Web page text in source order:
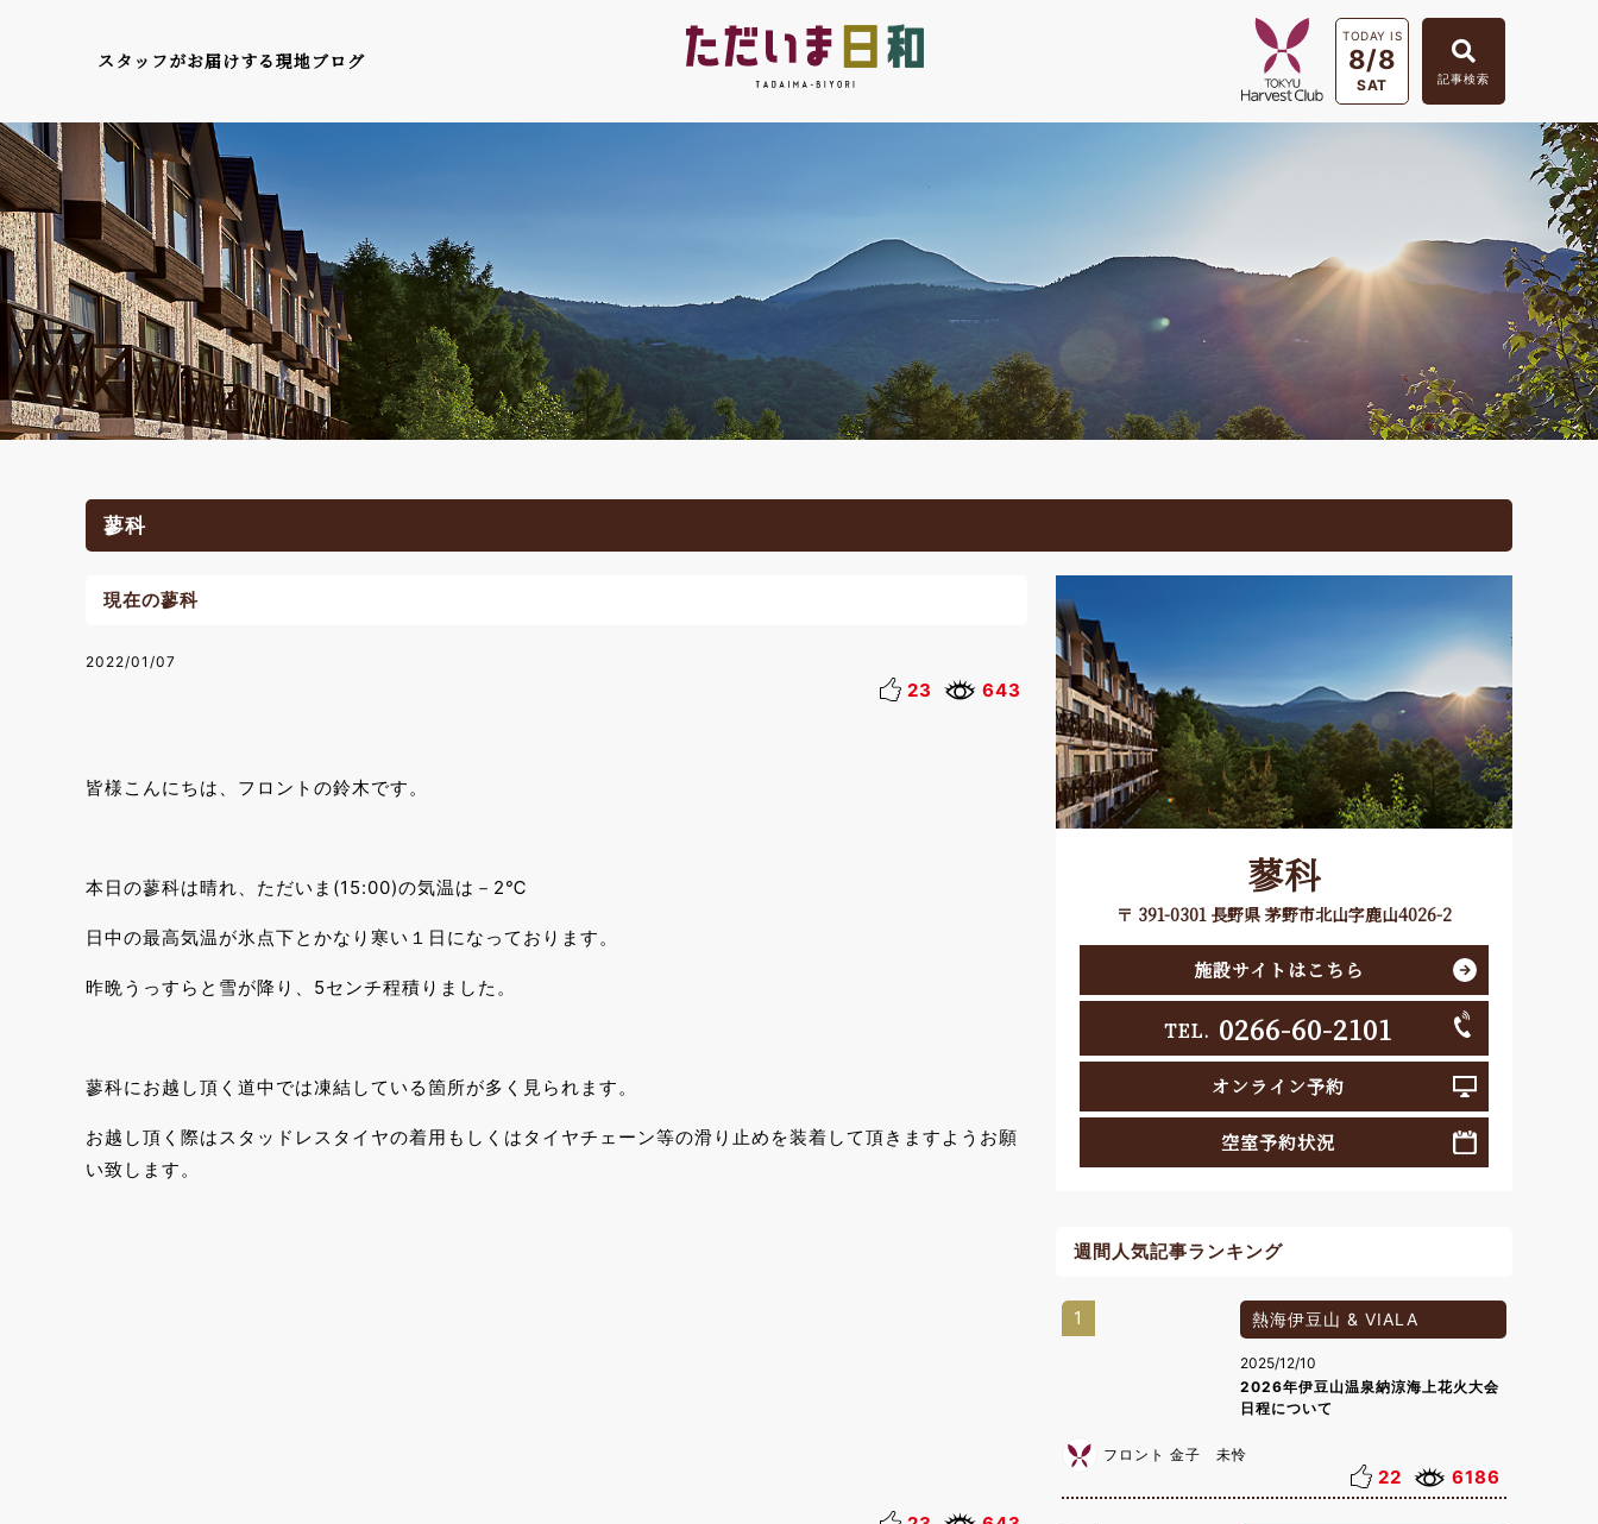
スタッフがお届けする現地ブログ
TODAY IS
8/8
SAT 記事検索
蓼科
現在の蓼科
2022/01/07
23 643
皆様こんにちは、フロントの鈴木です。
本日の蓼科は晴れ、ただいま(15:00)の気温は－2℃
日中の最高気温が氷点下とかなり寒い１日になっております。
昨晩うっすらと雪が降り、5センチ程積りました。
蓼科にお越し頂く道中では凍結している箇所が多く見られます。
お越し頂く際はスタッドレスタイヤの着用もしくはタイヤチェーン等の滑り止めを装着して頂きますようお願
い致します。
蓼科
〒 391-0301 長野県 茅野市北山字鹿山4026-2
施設サイトはこちら
TEL. 0266-60-2101
オンライン予約
空室予約状況
週間人気記事ランキング
1 熱海伊豆山 & VIALA
2025/12/10
2026年伊豆山温泉納涼海上花火大会
日程について
フロント 金子 未怜
22 6186